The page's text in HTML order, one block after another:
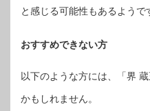
と感じる可能性もあるようで
おすすめできない方
以下のような方には、「界
かもしれません。